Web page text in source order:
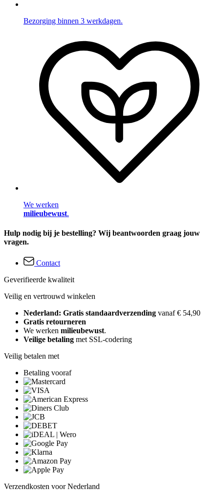
Bezorging binnen 3 werkdagen.
We werken
milieubewust.
Hulp nodig bij je bestelling? Wij beantwoorden graag jouw
vragen.
Contact
Geverifieerde kwaliteit
Veilig en vertrouwd winkelen
Nederland: Gratis standaardverzending vanaf € 54,90
Gratis retourneren
We werken milieubewust.
Veilige betaling met SSL-codering
Veilig betalen met
Betaling vooraf
Verzendkosten voor Nederland